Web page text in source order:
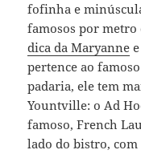
fofinha e
famosos por
dica da Maryanne
pertence ao
padaria, ele tem
Yountville: o Ad
famoso, French
lado do bistro,